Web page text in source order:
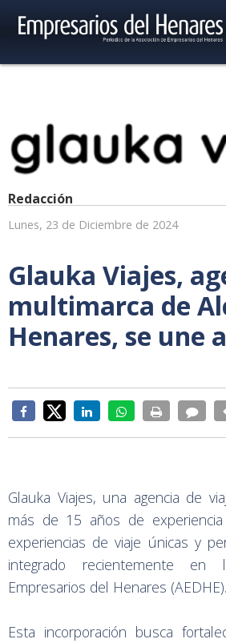
Redacción
Lunes, 23 de Diciembre de 2024
Glauka Viajes,
multimarca de
Henares, se une
Glauka Viajes, una agencia de
más de 15 años de
experiencias de viaje únicas y
integrado recientemente en
Empresarios del Henares (AEDHE).
Esta incorporación busca